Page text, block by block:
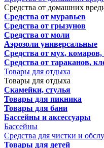
Средства от домашних
Средства от муравьев
Средства от грызунов
Средства от моли
Аэрозоли универсальные
Средства от мух,
Средства от тараканов,
Товары для отдыха
Товары для отдыха
Скамейки, стулья
Товары для пикника
Товары для бани
Бассейны и аксессуары
Бассейны
Средства для чистки и
Товары для детей